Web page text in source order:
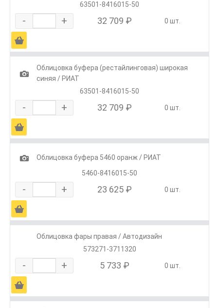
63501-8416015-50
- + 32 709 ₽ 0 шт.
Ä
1
Облицовка буфера (рестайлинговая) широкая
синяя / РИАТ
63501-8416015-50
- + 32 709 ₽ 0 шт.
Ä
1
Облицовка буфера 5460 оранж / РИАТ
5460-8416015-50
- + 23 625 ₽ 0 шт.
Ä
Облицовка фары правая / Автодизайн
573271-3711320
- + 5 733 ₽ 0 шт.
Ä